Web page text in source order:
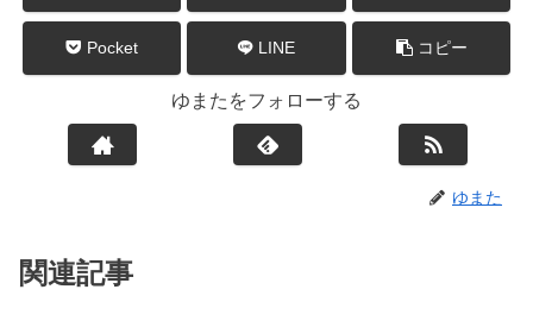
Pocket LINE コピー
ゆまたをフォローする
ゆまた
関連記事